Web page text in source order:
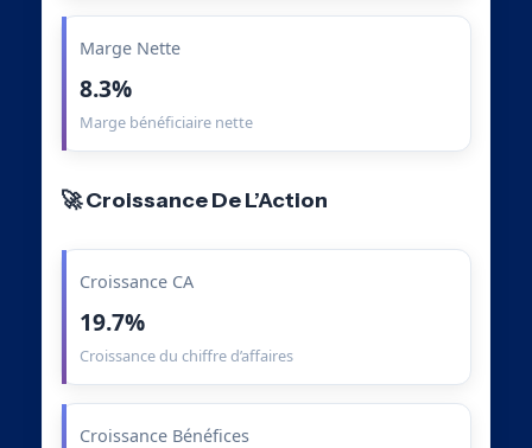
Marge Nette
8.3%
Marge bénéficiaire nette
🚀 Croissance De L’Action
Croissance CA
19.7%
Croissance du chiffre d’affaires
Croissance Bénéfices